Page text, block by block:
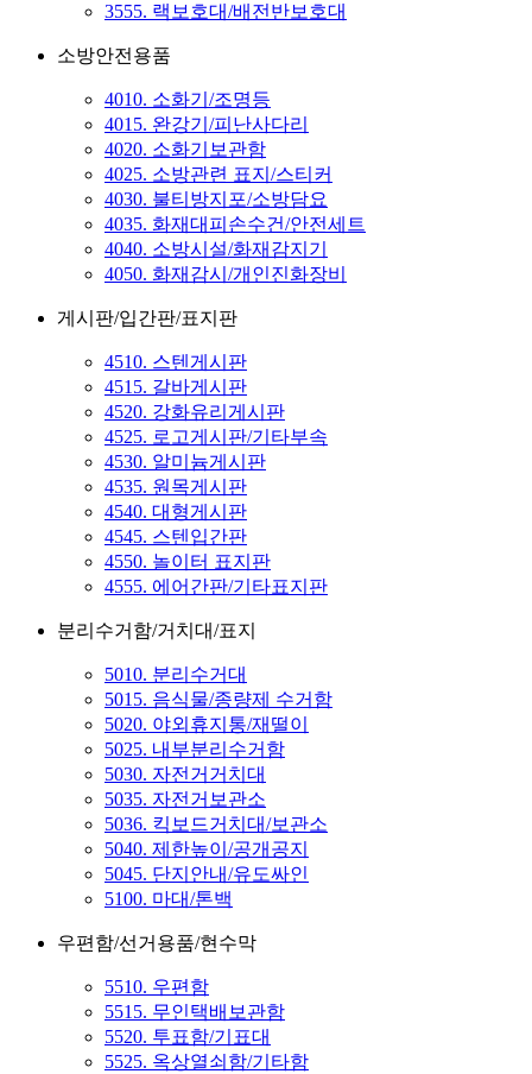
3555. 랙보호대/배전반보호대
소방안전용품
4010. 소화기/조명등
4015. 완강기/피난사다리
4020. 소화기보관함
4025. 소방관련 표지/스티커
4030. 불티방지포/소방담요
4035. 화재대피손수건/안전세트
4040. 소방시설/화재감지기
4050. 화재감시/개인진화장비
게시판/입간판/표지판
4510. 스텐게시판
4515. 갈바게시판
4520. 강화유리게시판
4525. 로고게시판/기타부속
4530. 알미늄게시판
4535. 원목게시판
4540. 대형게시판
4545. 스텐입간판
4550. 놀이터 표지판
4555. 에어간판/기타표지판
분리수거함/거치대/표지
5010. 분리수거대
5015. 음식물/종량제 수거함
5020. 야외휴지통/재떨이
5025. 내부분리수거함
5030. 자전거거치대
5035. 자전거보관소
5036. 킥보드거치대/보관소
5040. 제한높이/공개공지
5045. 단지안내/유도싸인
5100. 마대/톤백
우편함/선거용품/현수막
5510. 우편함
5515. 무인택배보관함
5520. 투표함/기표대
5525. 옥상열쇠함/기타함